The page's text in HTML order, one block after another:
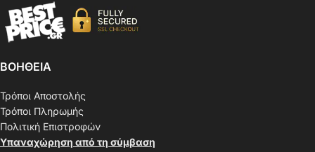
ΒΟΗΘΕΙΑ
Τρόποι Αποστολής
Τρόποι Πληρωμής
Πολιτική Επιστροφών
Υπαναχώρηση από τη σύμβαση